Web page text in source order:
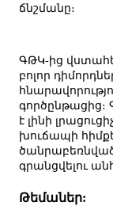
ճնշմանը։
ԳԹԿ-ից
բոլոր
գործընթացից։
է լինի
խուճապի
ծանրաբեռնված
գրանցվելու
Թեմաներ: